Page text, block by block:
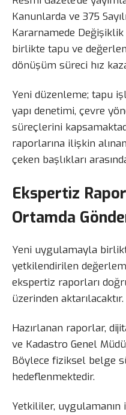
Kanunlarda ve 375
Kararnamede Değişiklik
birlikte tapu ve
dönüşüm süreci hız
Yeni düzenleme; tapu
yapı denetimi, çevre
süreçlerini
raporlarına ilişkin
çeken başlıkları
Ekspertiz
Ortamda
Yeni uygulamayla
yetkilendirilen
ekspertiz raporları
üzerinden aktarılacaktır.
Hazırlanan raporlar,
ve Kadastro Genel
Böylece fiziksel belge
hedeflenmektedir.
Yetkililer,